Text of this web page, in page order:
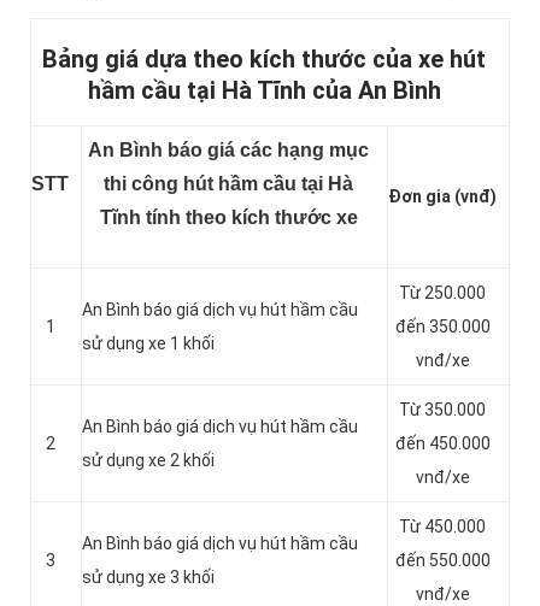
Bảng giá dựa theo kích thước của xe hút
hầm cầu tại Hà Tĩnh của An Bình
STT
An Bình báo giá các hạng mục
thi công hút hầm cầu tại Hà
Tĩnh tính theo kích thước xe
Đơn gia (vnđ)
1
An Bình báo giá dịch vụ hút hầm cầu
sử dụng xe 1 khối
Từ 250.000
đến 350.000
vnđ/xe
2
An Bình báo giá dịch vụ hút hầm cầu
sử dụng xe 2 khối
Từ 350.000
đến 450.000
vnđ/xe
3
An Bình báo giá dịch vụ hút hầm cầu
sử dụng xe 3 khối
Từ 450.000
đến 550.000
vnđ/xe